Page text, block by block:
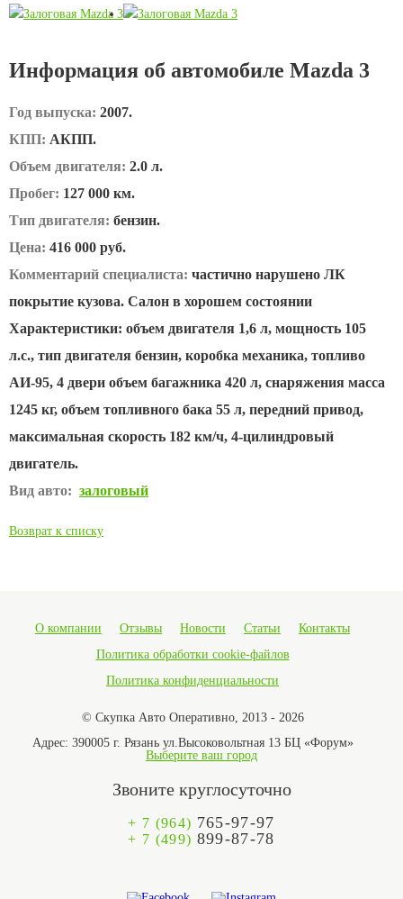
Информация об автомобиле Mazda 3
Год выпуска: 2007.
КПП: АКПП.
Объем двигателя: 2.0 л.
Пробег: 127 000 км.
Тип двигателя: бензин.
Цена: 416 000 руб.
Комментарий специалиста: частично нарушено ЛК
покрытие кузова. Салон в хорошем состоянии
Характеристики: объем двигателя 1,6 л, мощность 105
л.с., тип двигателя бензин, коробка механика, топливо
АИ-95, 4 двери объем багажника 420 л, снаряжения масса
1245 кг, объем топливного бака 55 л, передний привод,
максимальная скорость 182 км/ч, 4-цилиндровый
двигатель.
Вид авто: залоговый
Возврат к списку
О компании Отзывы Новости Статьи
Контакты
Политика обработки cookie-файлов
Политика конфиденциальности
© Скупка Авто Оперативно, 2013 - 2026
Адрес: 390005 г. Рязань ул.Высоковольтная 13 БЦ «Форум»
Выберите ваш город
Звоните круглосуточно
+ 7 (964) 765-97-97
+ 7 (499) 899-87-78